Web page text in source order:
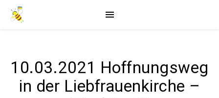
10.03.2021 Hoffnungsweg
in der Liebfrauenkirche –